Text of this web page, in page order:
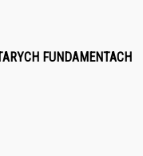
FUNDAMENTACH